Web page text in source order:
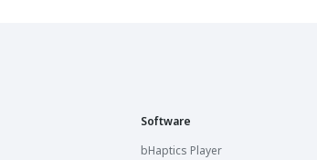
Software
bHaptics Player